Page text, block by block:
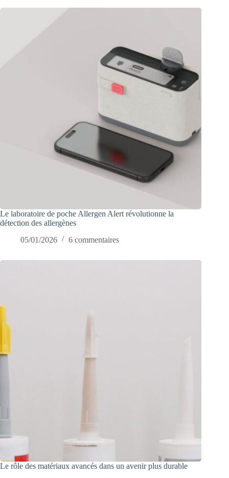
Le laboratoire de poche Allergen Alert révolutionne la
détection des allergènes
05/01/2026
6 commentaires
Le rôle des matériaux avancés dans un avenir plus durable